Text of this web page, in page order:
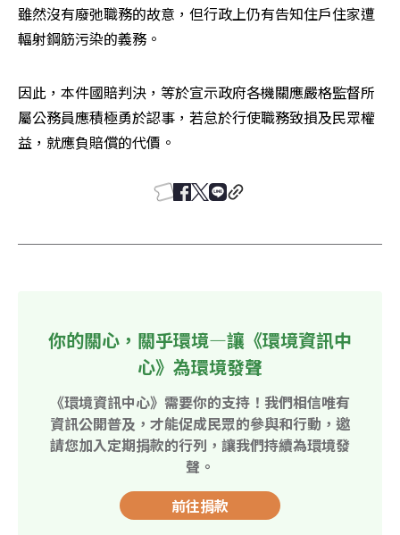
雖然沒有廢弛職務的故意，但行政上仍有告知住戶住家遭
輻射鋼筋污染的義務。
因此，本件國賠判決，等於宣示政府各機關應嚴格監督所
屬公務員應積極勇於認事，若怠於行使職務致損及民眾權
益，就應負賠償的代價。
你的關心，關乎環境—讓《環境資訊中
心》為環境發聲
《環境資訊中心》需要你的支持！我們相信唯有
資訊公開普及，才能促成民眾的參與和行動，邀
請您加入定期捐款的行列，讓我們持續為環境發
聲。
前往捐款